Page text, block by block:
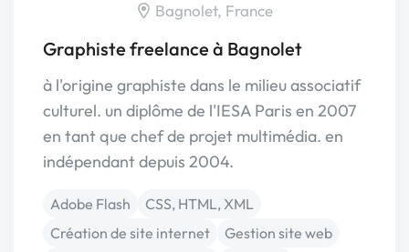
Bagnolet, France
Graphiste freelance à Bagnolet
à l'origine graphiste dans le milieu associatif
culturel. un diplôme de l'IESA Paris en 2007
en tant que chef de projet multimédia. en
indépendant depuis 2004.
Adobe Flash
CSS, HTML, XML
Création de site internet
Gestion site web